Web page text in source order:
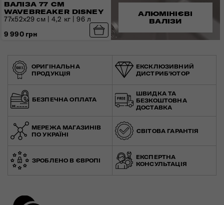
ВАЛІЗА 77 СМ
WAVEBREAKER DISNEY
77x52х29 см | 4,2 кг | 96 л
9 990 грн
АЛЮМІНІЄВІ
ВАЛІЗИ
ОРИГІНАЛЬНА
ПРОДУКЦІЯ
ЕКСКЛЮЗИВНИЙ
ДИСТРИБ'ЮТОР
БЕЗПЕЧНА ОПЛАТА
ШВИДКА ТА
БЕЗКОШТОВНА
ДОСТАВКА
МЕРЕЖА МАГАЗИНІВ
ПО УКРАЇНІ
СВІТОВА ГАРАНТІЯ
ЗРОБЛЕНО В ЄВРОПІ
ЕКСПЕРТНА
КОНСУЛЬТАЦІЯ